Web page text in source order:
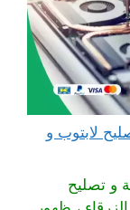
الضباعية 65511033 تصليح لابتوب و
و تصليح